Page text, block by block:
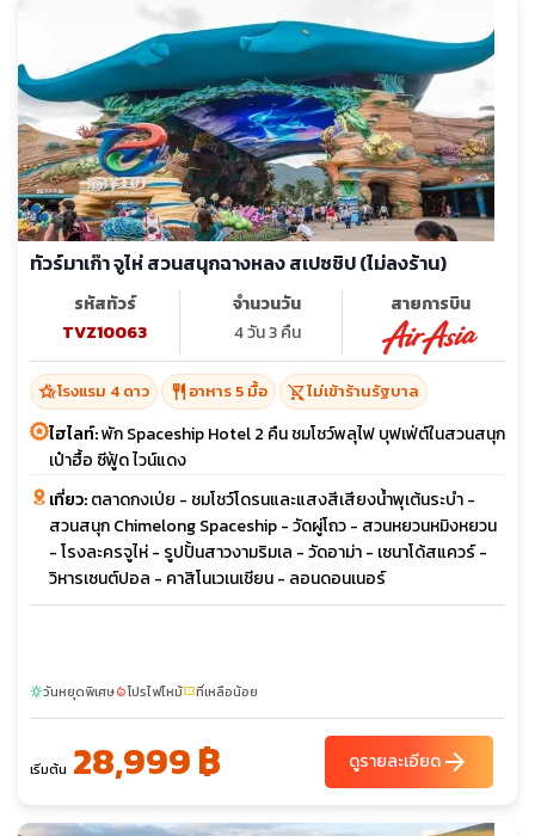
ทัวร์มาเก๊า จูไห่ สวนสนุกฉางหลง สเปซชิป (ไม่ลงร้าน)
รหัสทัวร์
TVZ10063
จำนวนวัน
4 วัน 3 คืน
สายการบิน
hotel_classโรงแรม 4 ดาว restaurant อาหาร 5 มื้อ shopping_cart_offไม่เข้าร้านรัฐบาล
ไฮไลท์:พัก Spaceship Hotel 2 คืน ชมโชว์พลุไฟ บุฟเฟ่ต์ในสวนสนุก
เป๋าฮื้อ ซีฟู้ด ไวน์แดง
เที่ยว:ตลาดกงเป่ย - ชมโชว์โดรนและแสงสีเสียงน้ำพุเต้นระบำ -
สวนสนุก Chimelong Spaceship - วัดผู่โถว - สวนหยวนหมิงหยวน
- โรงละครจูไห่ - รูปปั้นสาวงามริมเล - วัดอาม่า - เซนาโด้สแควร์ -
วิหารเซนต์ปอล - คาสิโนเวเนเชียน - ลอนดอนเนอร์
sunnyวันหยุดพิเศษlocal_fire_departmentโปรไฟไหม้confirmation_numberที่เหลือน้อย
เริ่มต้น 28,999 ฿ ดูรายละเอียดarrow_forward